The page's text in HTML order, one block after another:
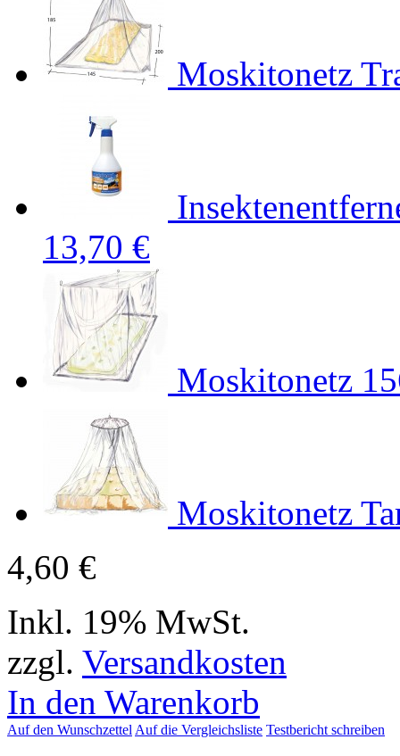
Moskitonetz
13,70 €
Moskitonetz
Moskitonetz
4,60 €
Inkl. 19% MwSt.
zzgl. Versandkosten
In den Warenkorb
Auf den Wunschzettel Auf die Vergleichsliste Testbericht schreiben